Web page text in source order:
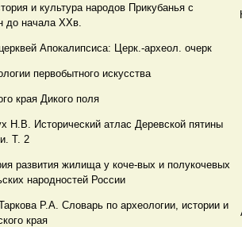
и культура народов Прикубанья с
до начала ХХв.
Апокалипсиса: Церк.-археол. очерк
первобытного искусства
края Дикого поля
Н.В. Исторический атлас Деревской пятины
Т. 2
развития жилища у коче-вых и полукочевых
народностей России
Р.А. Словарь по археологии, истории и
края